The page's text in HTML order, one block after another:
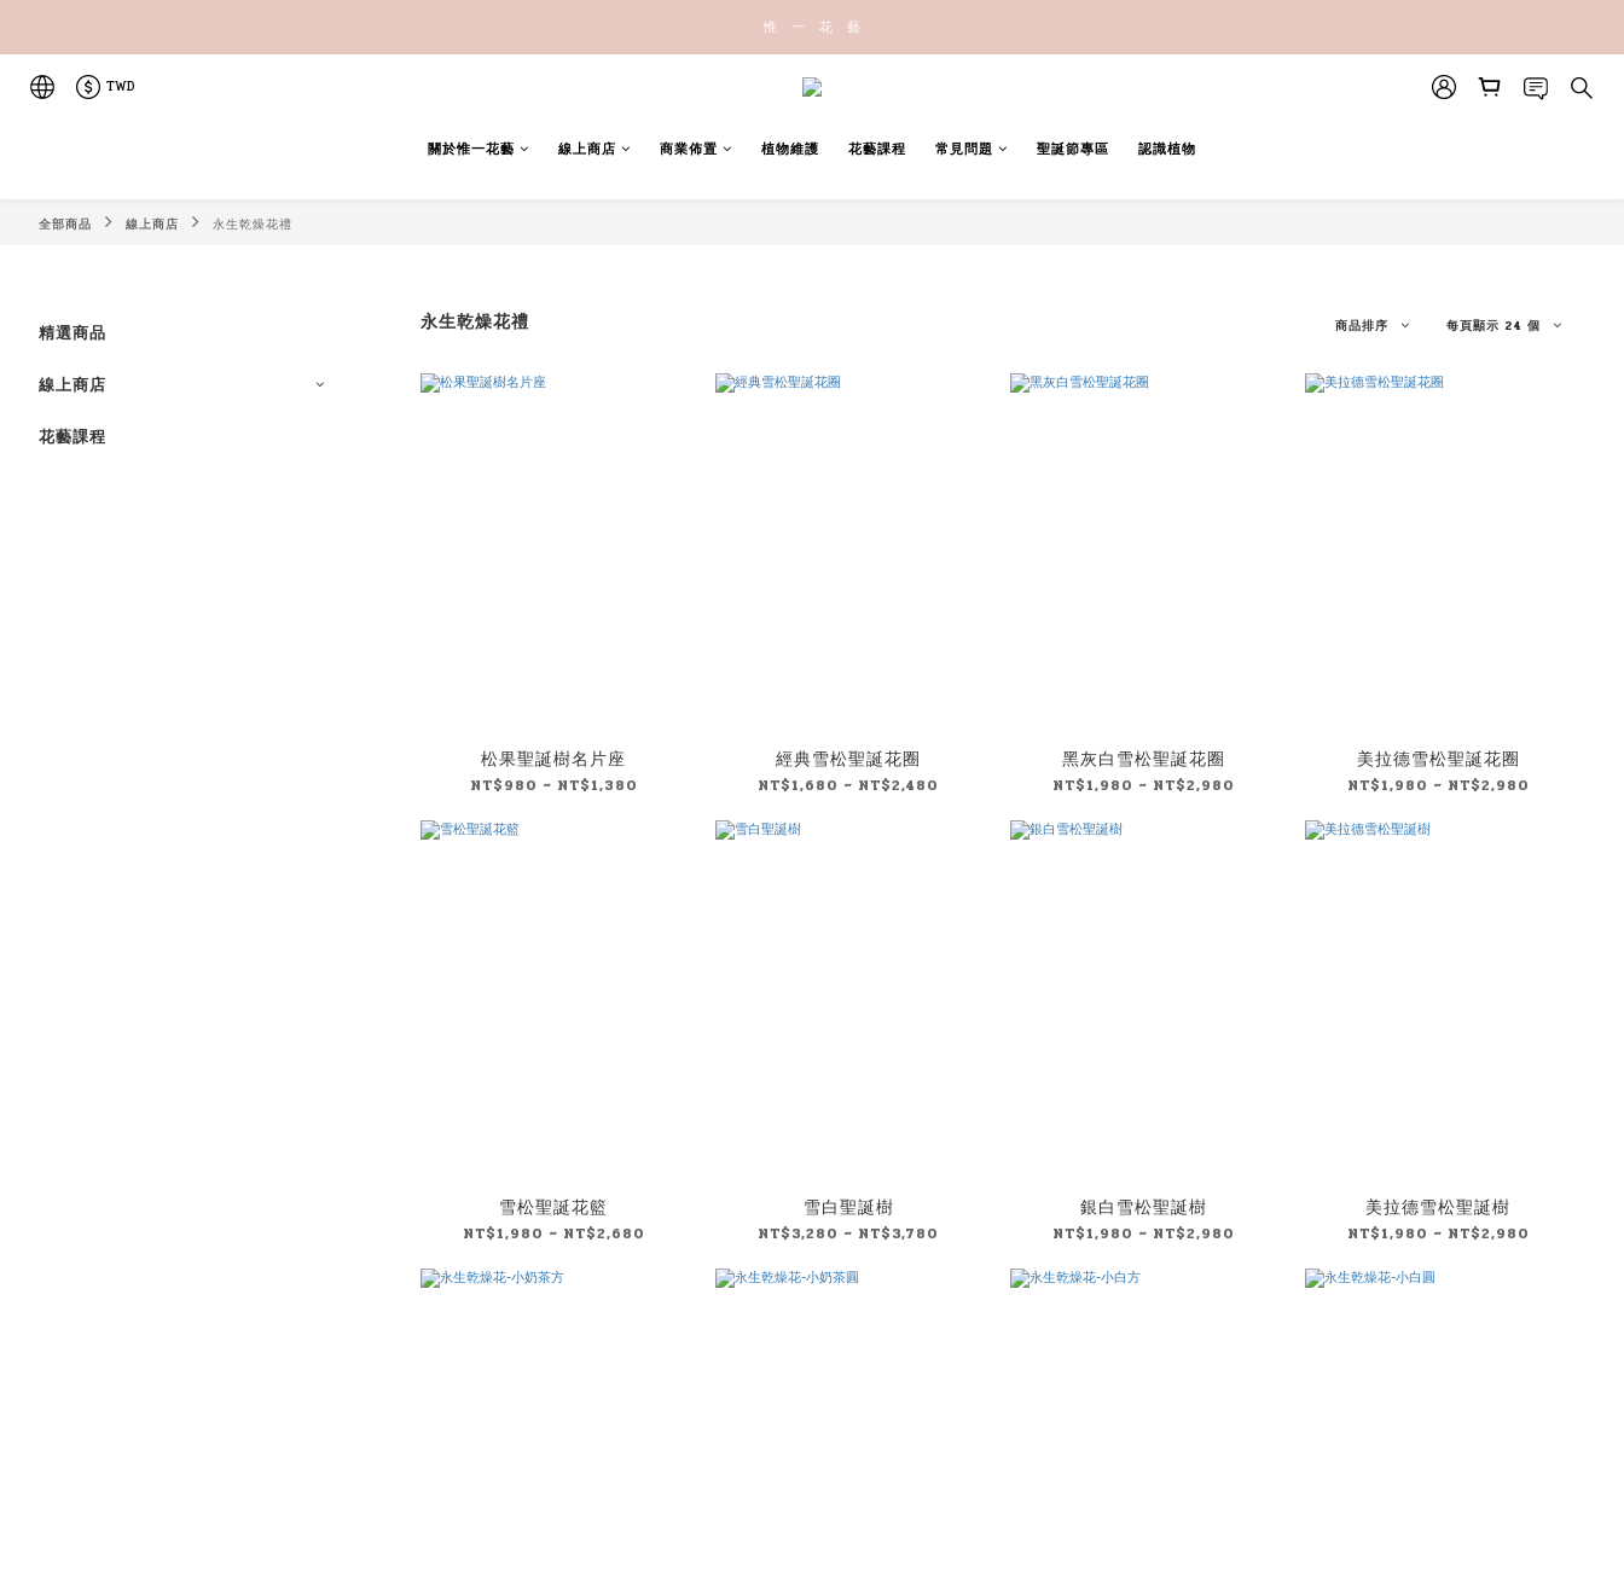
惟   一   花   藝
TWD
關於惟一花藝 線上商店 商業佈置 植物維護 花藝課程 常見問題 聖誕節專區 認識植物
全部商品 線上商店 永生乾燥花禮
精選商品
線上商店
花藝課程
永生乾燥花禮 商品排序 每頁顯示 24 個
松果聖誕樹名片座
NT$980 ~ NT$1,380
經典雪松聖誕花圈
NT$1,680 ~ NT$2,480
黑灰白雪松聖誕花圈
NT$1,980 ~ NT$2,980
美拉德雪松聖誕花圈
NT$1,980 ~ NT$2,980
雪松聖誕花籃
NT$1,980 ~ NT$2,680
雪白聖誕樹
NT$3,280 ~ NT$3,780
銀白雪松聖誕樹
NT$1,980 ~ NT$2,980
美拉德雪松聖誕樹
NT$1,980 ~ NT$2,980